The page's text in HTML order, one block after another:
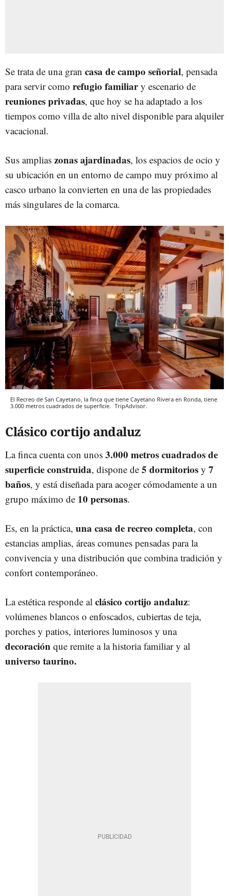
Se trata de una gran casa de campo señorial, pensada
para servir como refugio familiary escenario de
reuniones privadas, que hoy se ha adaptado a los
tiempos como villa de alto nivel disponible para alquiler
vacacional.
Sus amplias zonas ajardinadas, los espacios de ocio y
su ubicación en un entorno de campo muy próximo al
casco urbano la convierten en una de las propiedades
más singulares de la comarca.
El Recreo de San Cayetano, la finca que tiene Cayetano Rivera en Ronda, tiene
3.000 metros cuadrados de superficie. TripAdvisor.
Clásico cortijo andaluz
La finca cuenta con unos 3.000 metros cuadrados de
superficie construida, dispone de 5 dormitorios y 7
baños, y está diseñada para acoger cómodamente a un
grupo máximo de 10 personas.
Es, en la práctica, una casa de recreo completa, con
estancias amplias, áreas comunes pensadas para la
convivencia y una distribución que combina tradición y
confort contemporáneo.
La estética responde al clásico cortijo andaluz:
volúmenes blancos o enfoscados, cubiertas de teja,
porches y patios, interiores luminosos y una
decoración que remite a la historia familiar y al
universo taurino.